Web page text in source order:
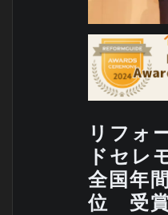
リフォ
ドセレ
全国年
位 受